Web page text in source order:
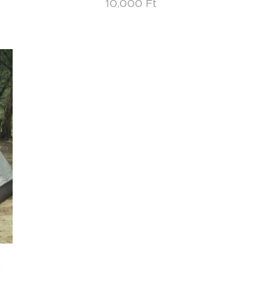
10,000 Ft